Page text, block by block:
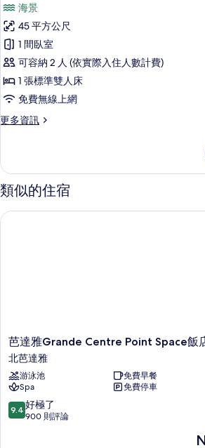
的
詳
情
Deluxe
Room,
Corner
Double
Bed
Sea
View
的
有
相
海景
45 平方公尺
1 間臥室
可容納 2 人 (依實際入住人數計費)
1 張標準雙人床
免費無線上網
更多資訊
更
Corner
Double
Bed
View
類似的住宿
芭
達
雅
Grande
Centre
Point
Space
芭達雅Grande Centre Point Space飯
北芭達雅
游泳池
免費早餐
Spa
免費停車
9.4
分，
9.4 好極了
900 則評論
現
芭達雅Grande Centre Point Space飯店